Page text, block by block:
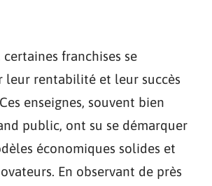
certaines franchises se
leur rentabilité et leur succès
enseignes, souvent bien
public, ont su se démarquer
économiques solides et
En observant de près